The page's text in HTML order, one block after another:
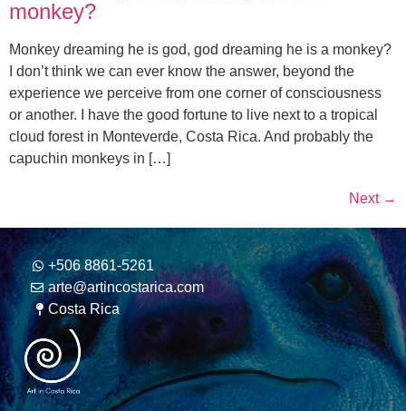
monkey?
Monkey dreaming he is god, god dreaming he is a monkey?
I don’t think we can ever know the answer, beyond the
experience we perceive from one corner of consciousness
or another. I have the good fortune to live next to a tropical
cloud forest in Monteverde, Costa Rica. And probably the
capuchin monkeys in […]
Next →
+506 8861-5261
arte@artincostarica.com
Costa Rica